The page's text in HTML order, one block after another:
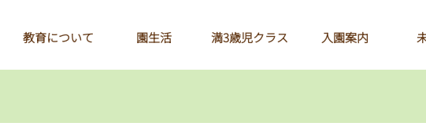
教育について 園生活 満3歳児クラス 入園案内